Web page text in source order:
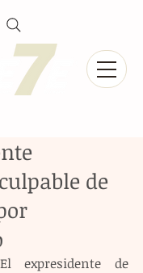
de
expresidente de